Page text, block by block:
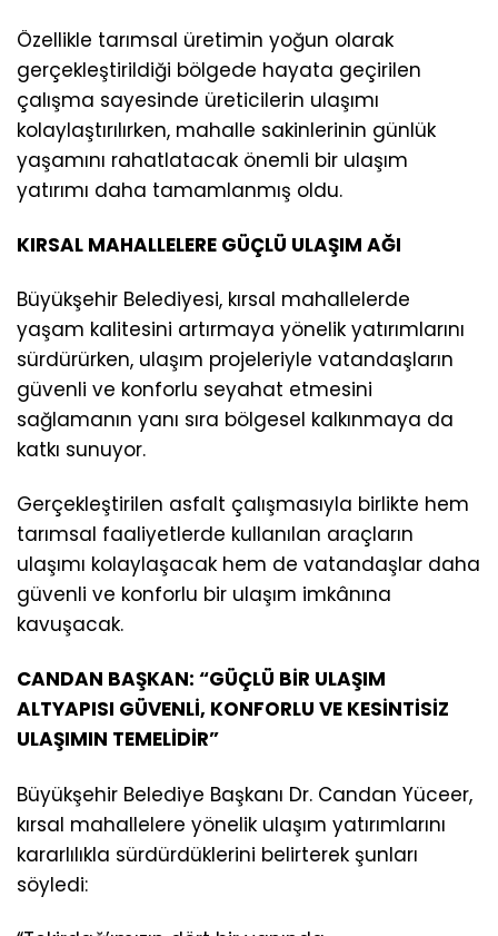
Özellikle tarımsal üretimin yoğun olarak
gerçekleştirildiği bölgede hayata geçirilen
çalışma sayesinde üreticilerin ulaşımı
kolaylaştırılırken, mahalle sakinlerinin günlük
yaşamını rahatlatacak önemli bir ulaşım
yatırımı daha tamamlanmış oldu.
KIRSAL MAHALLELERE GÜÇLÜ ULAŞIM AĞI
Büyükşehir Belediyesi, kırsal mahallelerde
yaşam kalitesini artırmaya yönelik yatırımlarını
sürdürürken, ulaşım projeleriyle vatandaşların
güvenli ve konforlu seyahat etmesini
sağlamanın yanı sıra bölgesel kalkınmaya da
katkı sunuyor.
Gerçekleştirilen asfalt çalışmasıyla birlikte hem
tarımsal faaliyetlerde kullanılan araçların
ulaşımı kolaylaşacak hem de vatandaşlar daha
güvenli ve konforlu bir ulaşım imkânına
kavuşacak.
CANDAN BAŞKAN: “GÜÇLÜ BİR ULAŞIM
ALTYAPISI GÜVENLİ, KONFORLU VE KESİNTİSİZ
ULAŞIMIN TEMELİDİR”
Büyükşehir Belediye Başkanı Dr. Candan Yüceer,
kırsal mahallelere yönelik ulaşım yatırımlarını
kararlılıkla sürdürdüklerini belirterek şunları
söyledi: